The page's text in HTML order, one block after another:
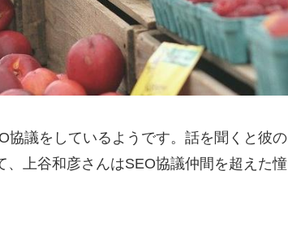
協議をしているようです。話を聞くと彼の
上谷和彦さんはSEO協議仲間を超えた憧